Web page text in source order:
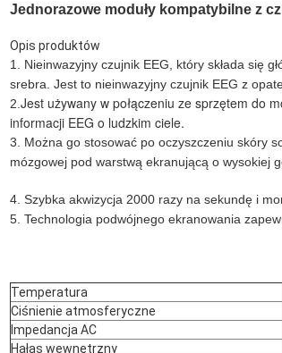
Jednorazowe moduły kompatybilne z
Opis produktów
1. Nieinwazyjny czujnik EEG, który składa się
srebra. Jest to nieinwazyjny czujnik EEG z
2. Jest używany w połączeniu ze sprzętem do
informacji EEG o ludzkim ciele.
3. Można go stosować po oczyszczeniu skóry
mózgowej pod warstwą ekranującą o wysokiej
4. Szybka akwizycja 2000 razy na sekundę i
5. Technologia podwójnego ekranowania
Temperatura
Ciśnienie atmosferyczne
Impedancja AC
Hałas wewnętrzny